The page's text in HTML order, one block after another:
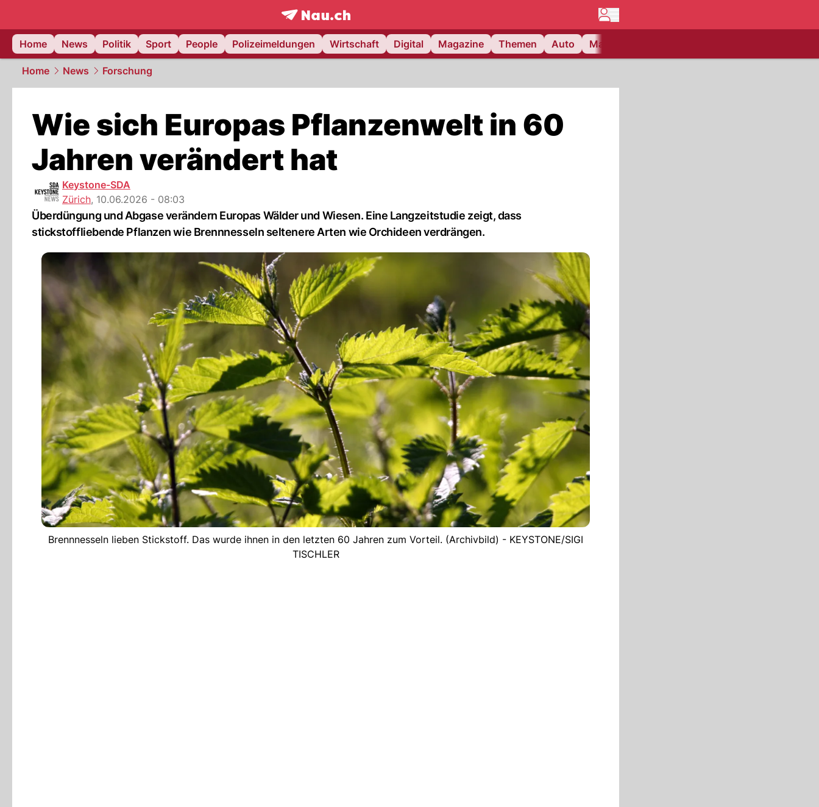
frontpage.NAU.ch
Home
News Politik Sport People Polizeimeldungen Wirtschaft Digital Magazine Themen Auto Matchcenter
Home News Forschung
Wie sich Europas Pflanzenwelt in 60
Jahren verändert hat
Keystone-SDA
Zürich, 10.06.2026 - 08:03
Überdüngung und Abgase verändern Europas Wälder und Wiesen. Eine Langzeitstudie zeigt, dass
stickstoffliebende Pflanzen wie Brennnesseln seltenere Arten wie Orchideen verdrängen.
Brennnesseln lieben Stickstoff. Das wurde ihnen in den letzten 60 Jahren zum Vorteil. (Archivbild) - KEYSTONE/SIGI
TISCHLER